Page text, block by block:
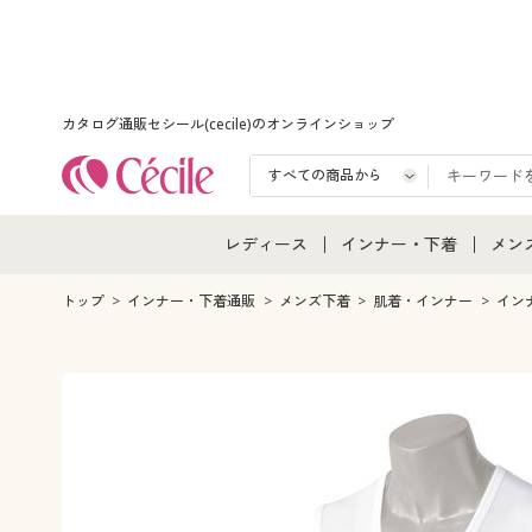
カタログ通販セシール(cecile)のオンラインショップ
レディース
レディース通販すべて
インナー・下着
インナー・下着通販すべ
メンズ下着
ジュニア・ティーンズ下
メン
メ
トップ インナー・下着通販 メンズ下着 肌着・インナー イン